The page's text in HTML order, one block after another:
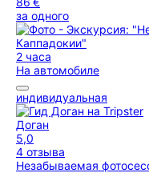
за одного
2 часа
На автомобиле
индивидуальная
Доган
5,0
4 отзыва
Незабываемая